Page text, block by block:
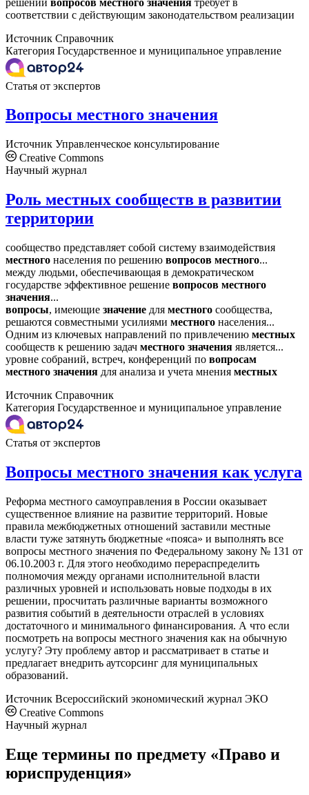
соответствии с действующим законодательством реализации
Источник Справочник
Категория Государственное и муниципальное управление
Статья от экспертов
Вопросы местного значения
Источник Управленческое консультирование
Creative Commons
Научный журнал
Роль местных сообществ в развитии
территории
сообщество представляет собой систему взаимодействия
местного населения по решению вопросов местного...
между людьми, обеспечивающая в демократическом
государстве эффективное решение вопросов местного
значения...
вопросы, имеющие значение для местного сообщества,
решаются совместными усилиями местного населения...
Одним из ключевых направлений по привлечению местных
сообществ к решению задач местного значения является...
уровне собраний, встреч, конференций по вопросам
местного значения для анализа и учета мнения местных
Источник Справочник
Категория Государственное и муниципальное управление
Статья от экспертов
Вопросы местного значения как услуга
Реформа местного самоуправления в России оказывает
существенное влияние на развитие территорий. Новые
правила межбюджетных отношений заставили местные
власти туже затянуть бюджетные «пояса» и выполнять все
вопросы местного значения по Федеральному закону № 131 от
06.10.2003 г. Для этого необходимо перераспределить
полномочия между органами исполнительной власти
различных уровней и использовать новые подходы в их
решении, просчитать различные варианты возможного
развития событий в деятельности отраслей в условиях
достаточного и минимального финансирования. А что если
посмотреть на вопросы местного значения как на обычную
услугу? Эту проблему автор и рассматривает в статье и
предлагает внедрить аутсорсинг для муниципальных
образований.
Источник Всероссийский экономический журнал ЭКО
Creative Commons
Научный журнал
Еще термины по предмету «Право и
юриспруденция»